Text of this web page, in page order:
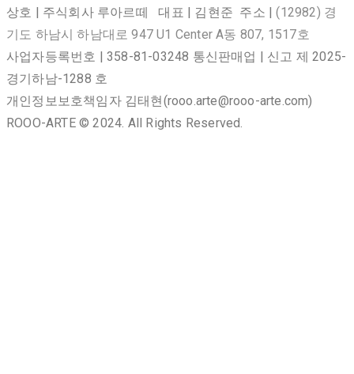
상호 | 주식회사 루아르떼 대표 | 김현준 주소 |(12982) 경
기도 하남시 하남대로 947 U1 Center A동 807, 1517호
사업자등록번호 | 358-81-03248 통신판매업 | 신고 제 2025-
경기하남-1288 호
개인정보보호책임자 김태현(rooo.arte@rooo-arte.com)
ROOO-ARTE © 2024. All Rights Reserved.